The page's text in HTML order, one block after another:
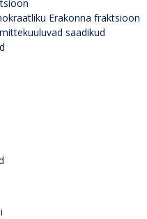
Erakonna fraktsioon
saadikud